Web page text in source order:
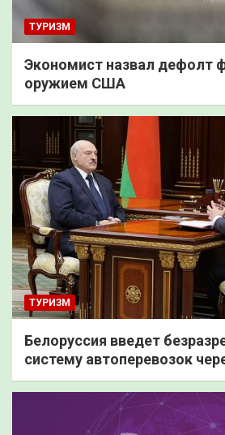
ТУРИЗМ
Экономист назвал дефолт
оружием США
ТУРИЗМ
Белоруссия введет
систему автоперевозок